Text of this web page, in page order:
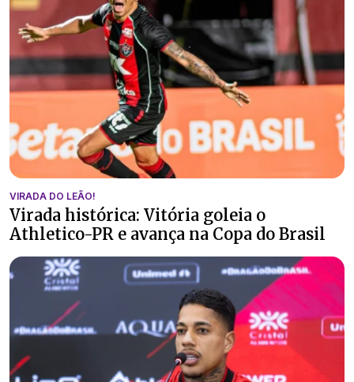
VIRADA DO LEÃO!
Virada histórica: Vitória goleia o
Athletico-PR e avança na Copa do Brasil